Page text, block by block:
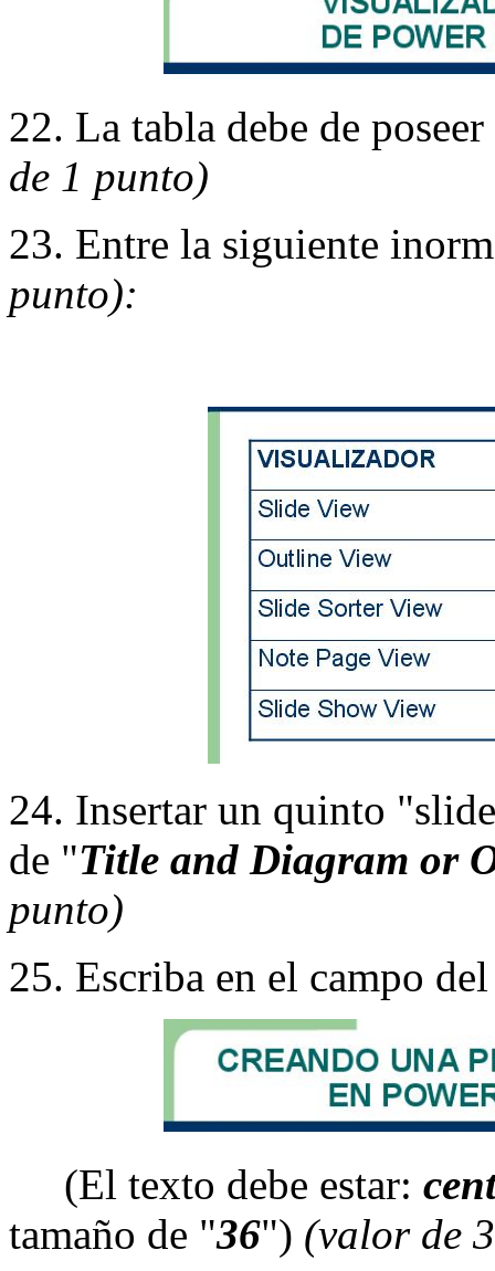
22. La tabla debe de
de 1 punto)
23. Entre la siguiente
punto):
24. Insertar un quinto
de "Title and Diagram or
punto)
25. Escriba en el campo
(El texto debe estar:
tamaño de "36") (valor de